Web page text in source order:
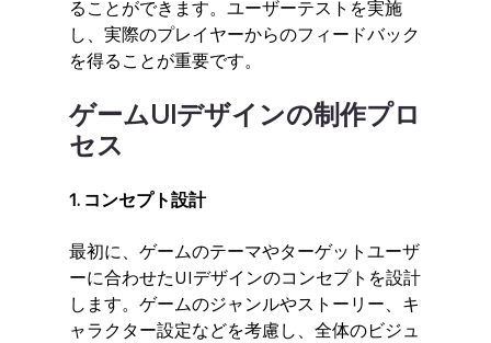
ることができます。ユーザーテストを実施
し、実際のプレイヤーからのフィードバック
を得ることが重要です。
ゲームUIデザインの制作プロ
セス
1. コンセプト設計
最初に、ゲームのテーマやターゲットユーザ
ーに合わせたUIデザインのコンセプトを設計
します。ゲームのジャンルやストーリー、キ
ャラクター設定などを考慮し、全体のビジュ